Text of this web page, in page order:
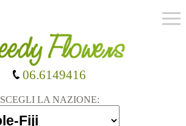
SCEGLI LA NAZIONE:
06.6149416